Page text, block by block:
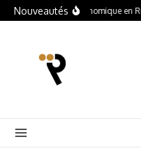
NouveautésCrise Économique en